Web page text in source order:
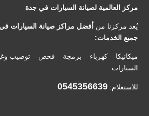
مركز العالمية لصيانة السيارات في جدة
يُعد مركزنا من أفضل مراكز صيانة السيارات
جميع الخدمات:
ميكانيكا – كهرباء – برمجة – فحص – توضيب
السيارات.
للاستعلام: 0545356639